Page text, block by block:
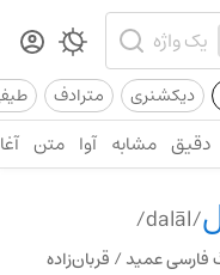
دیکشنری مترادف
دقیق مشابه آوا متن
/dalāl/
فارسی عمید / قربان‌زاده